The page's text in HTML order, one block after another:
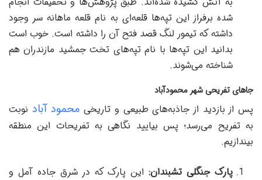
شده برفراز این تپه‌ها قلعه‌ای به نام قلعه ماهانه سر وجود
داشته که تیمور لنگ قصد فتح آن را داشته است. خوب است
بدانید این تپه‌ها با نام تپه‌های تخت جمشید مازندران هم
شناخته می‌شوند.
جاهای تفریحی شهر محمودآباد
پس از بازدید از جاذبه‌های طبیعی و تاریخی محمود آباد نوبت
به تفریح می‌رسد؛ پس بیایید نگاهی به تفریحات این منطقه
بیندازیم.
پارک جنگلی تشبندان: این پارک که در شرق جاده آمل و